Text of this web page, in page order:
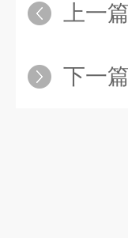
上一
下一篇